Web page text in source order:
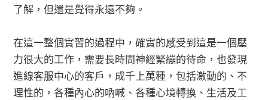
了解，但還是覺得永遠不夠。
在這一整個實習的過程中，確實的感受到這是一個壓
力很大的工作，需要長時間神經緊繃的待命，也發現
進線客服中心的客戶，成千上萬種，包括激動的、不
理性的，各種內心的吶喊、各種心境轉換、生活及工